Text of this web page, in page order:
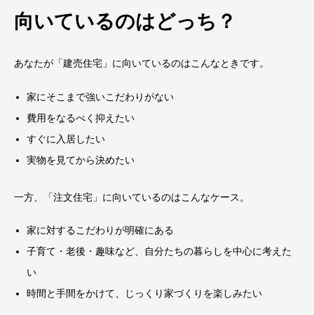
向いているのはどっち？
あなたが「建売住宅」に向いているのはこんなときです。
家にそこまで強いこだわりがない
費用をなるべく抑えたい
すぐに入居したい
実物を見てから決めたい
一方、「注文住宅」に向いているのはこんなケース。
家に対するこだわりが明確にある
子育て・老後・趣味など、自分たちの暮らしを中心に考えた
い
時間と手間をかけて、じっくり家づくりを楽しみたい